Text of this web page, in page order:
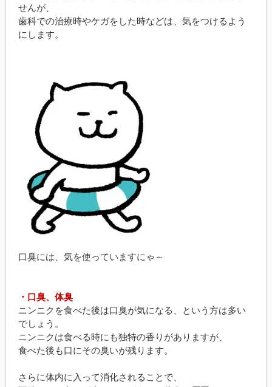
せんが、
歯科での治療時やケガをした時などは、気をつけるよう
にします。
口臭には、気を使っていますにゃ～
・口臭、体臭
ニンニクを食べた後は口臭が気になる、という方は多い
でしょう。
ニンニクは食べる時にも独特の香りがありますが、
食べた後も口にその臭いが残ります。
さらに体内に入って消化されることで、